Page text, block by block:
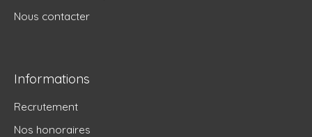
Nous contacter
Informations
Recrutement
Nos honoraires